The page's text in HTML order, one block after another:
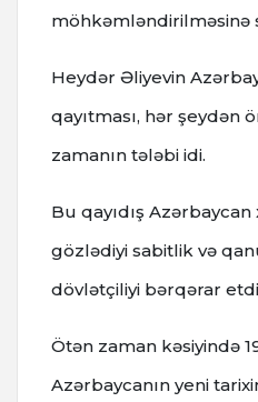
möhkəmləndirilməsinə
Heydər Əliyevin
qayıtması, hər şeydən
zamanın tələbi idi.
Bu qayıdış
gözlədiyi sabitlik və
dövlətçiliyi bərqərar
Ötən zaman kəsiyində
Azərbaycanın yeni